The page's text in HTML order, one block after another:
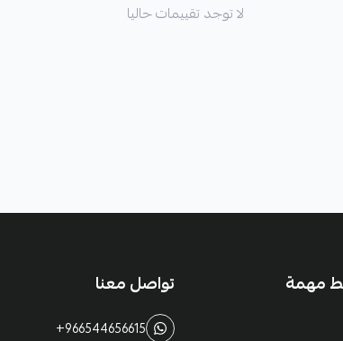
لا توجد تقييمات حاليا
مهمة تواصل معنا
+966544656615